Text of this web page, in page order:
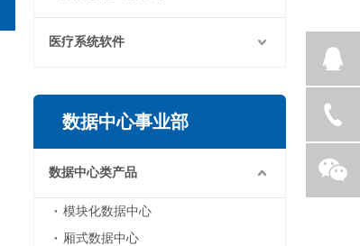
医疗系统软件
数据中心事业部
数据中心类产品
模块化数据中心
厢式数据中心